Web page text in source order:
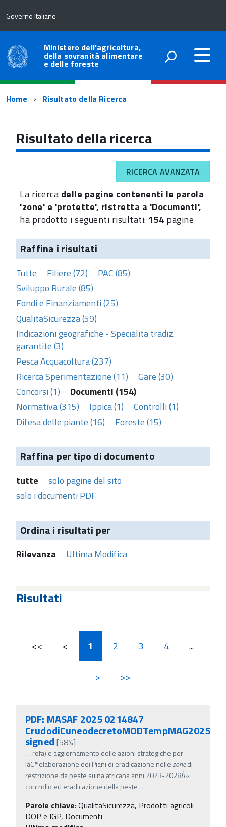
Governo Italiano
Ministero dell'agricoltura,
della sovranità alimentare
e delle foreste
Percorso
navigazione
Home Risultato della Ricerca
Risultato della ricerca
RICERCA AVANZATA
La ricerca delle pagine contenenti le parola
'zone' e 'protette', ristretta a 'Documenti',
ha prodotto i seguenti risultati: 154 pagine
Raffina i risultati
Tutte Filiere (72)
PAC (85)
Sviluppo Rurale (85)
Fondi e Finanziamenti (25)
QualitaSicurezza (59)
Indicazioni geografiche - Specialita tradiz.
garantite (3)
Pesca Acquacoltura (237)
Ricerca Sperimentazione (11)
Gare (30)
Concorsi (1)
Documenti (154)
Normativa (315)
Ippica (1)
Controlli (1)
Difesa delle piante (16)
Foreste (15)
Raffina per tipo di documento
tutte
solo pagine del sito
solo i documenti PDF
Ordina i risultati per
Rilevanza Ultima Modifica
Risultati
<< < 1 2 3 4 ...
> >>
PDF: MASAF 2025 0214847
CrudodiCuneodecretoMODTempMAG2025
signed [58%]
… rofa) e aggiornamento delle azioni strategiche per
lâ€™elaborazione dei Piani di eradicazione nellezonedi
restrizione da peste suina africana anni 2023-2028Â»:
controllo ed eradicazione della peste …
Parole chiave: QualitaSicurezza, Prodotti agricoli
DOP e IGP, Documenti